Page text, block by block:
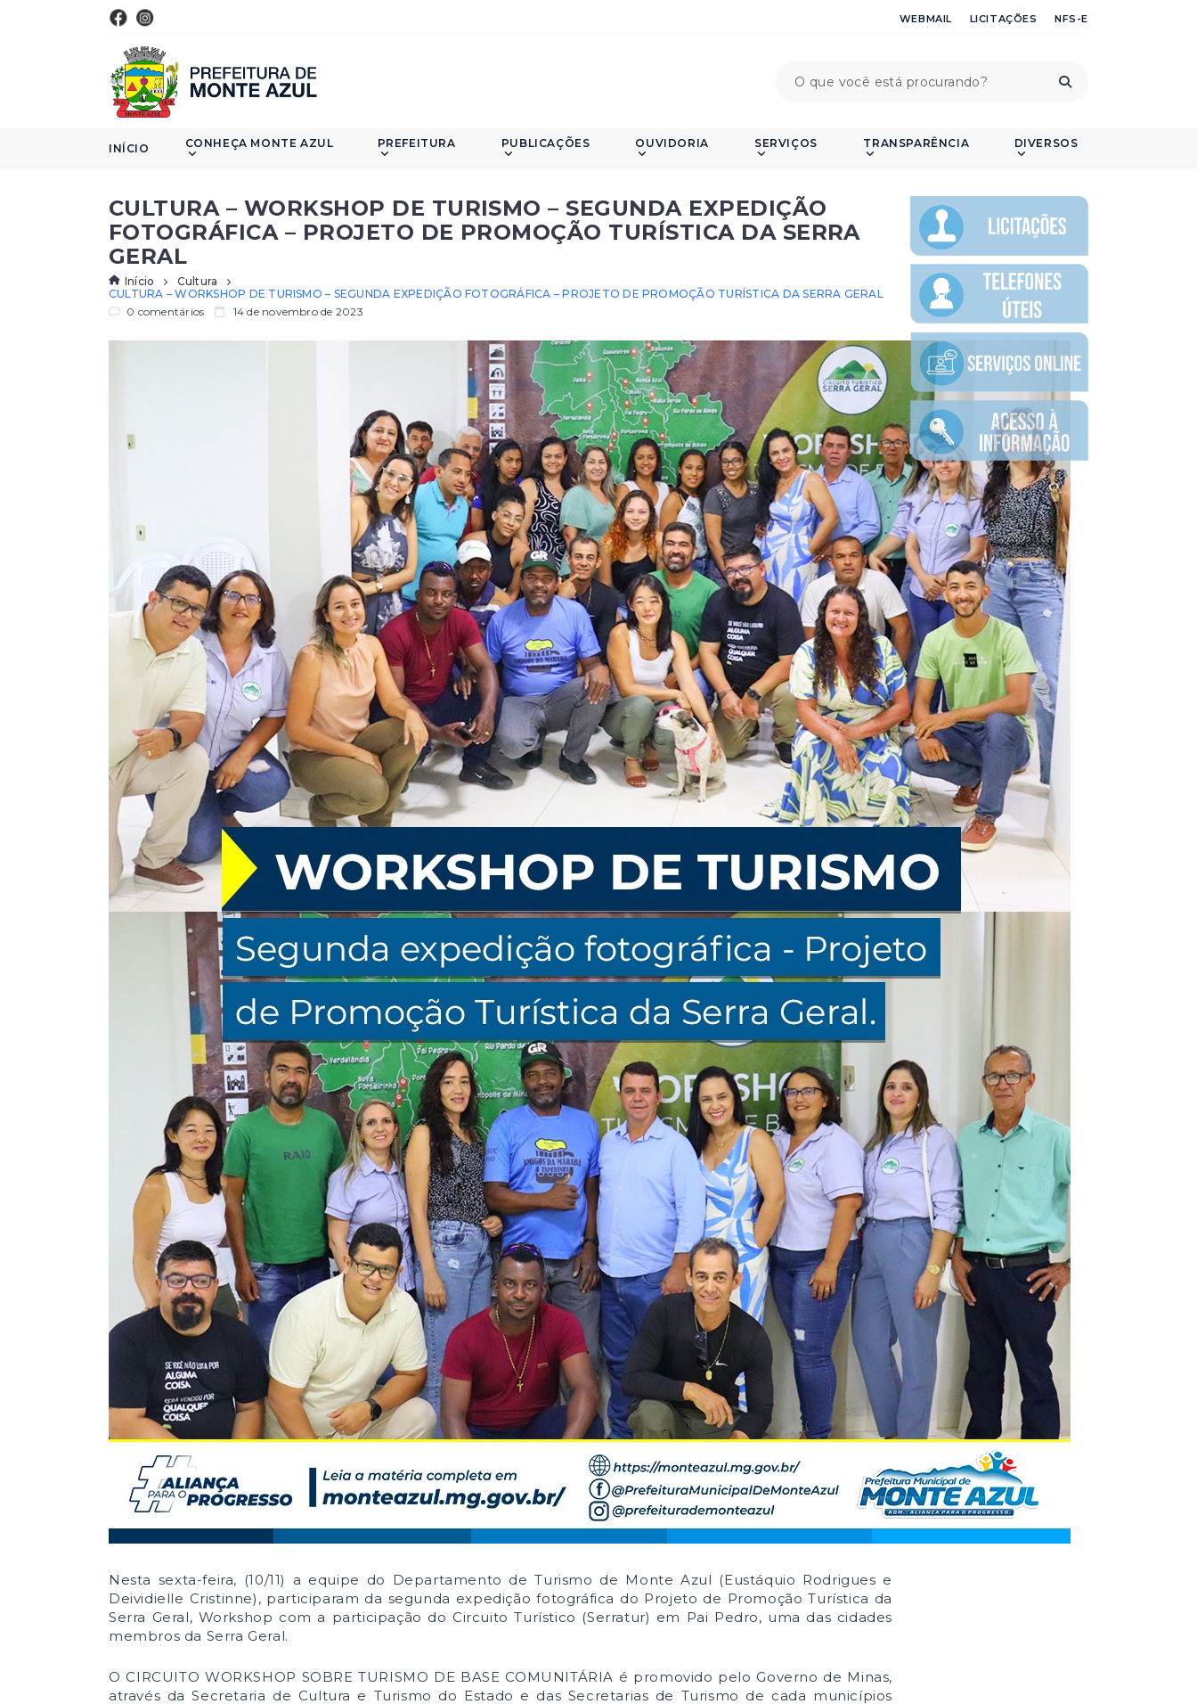
WEBMAIL LICITAÇÕES NFS-E
INÍCIO CONHEÇA MONTE AZUL PREFEITURA PUBLICAÇÕES OUVIDORIA SERVIÇOS TRANSPARÊNCIA DIVERSOS
CULTURA – WORKSHOP DE TURISMO – SEGUNDA EXPEDIÇÃO
FOTOGRÁFICA – PROJETO DE PROMOÇÃO TURÍSTICA DA SERRA
GERAL
Início
Cultura
CULTURA – WORKSHOP DE TURISMO – SEGUNDA EXPEDIÇÃO FOTOGRÁFICA – PROJETO DE PROMOÇÃO TURÍSTICA DA SERRA GERAL
0 comentários
14 de novembro de 2023
Nesta sexta-feira, (10/11) a equipe do Departamento de Turismo de Monte Azul (Eustáquio Rodrigues e
Deividielle Cristinne), participaram da segunda expedição fotográfica do Projeto de Promoção Turística da
Serra Geral, Workshop com a participação do Circuito Turístico (Serratur) em Pai Pedro, uma das cidades
membros da Serra Geral.
O CIRCUITO WORKSHOP SOBRE TURISMO DE BASE COMUNITÁRIA é promovido pelo Governo de Minas,
através da Secretaria de Cultura e Turismo do Estado e das Secretarias de Turismo de cada municípios